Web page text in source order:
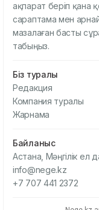
ақпарат беріп қана
сараптама мен
мазалаған басты
табыңыз.
Біз туралы
Редакция
Компания туралы
Жарнама
Байланыс
Астана, Мәңгілік ел
info@nege.kz
+7 707 441 2372